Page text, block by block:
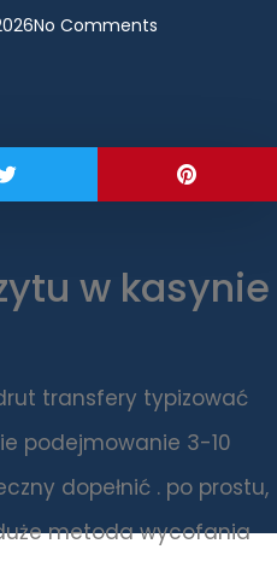
No Comments
w kasynie
transfery typizować
podejmowanie 3-10
dopełnić . po prostu,
metoda wycofania